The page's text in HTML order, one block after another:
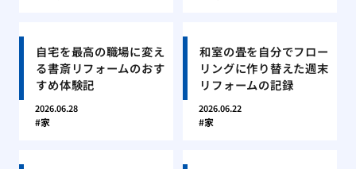
自宅を最高の職場に変え
る書斎リフォームのおす
すめ体験記
2026.06.28
家
和室の畳を自分でフロー
リングに作り替えた週末
リフォームの記録
2026.06.22
家